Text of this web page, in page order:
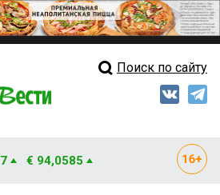
Свежий выпускПоиск по сайту
€ 94,0585